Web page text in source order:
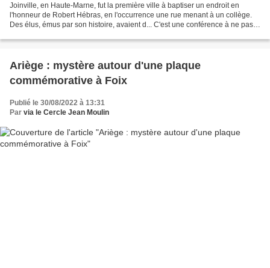
Joinville, en Haute-Marne, fut la première ville à baptiser un endroit en
l'honneur de Robert Hébras, en l'occurrence une rue menant à un collège.
Des élus, émus par son histoire, avaient d... C'est une conférence à ne pas
Ariège : mystère autour d'une plaque
commémorative à Foix
Publié le 30/08/2022 à 13:31
Par via le Cercle Jean Moulin